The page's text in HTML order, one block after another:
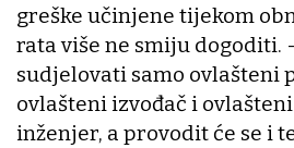
greške učinjene tijekom
rata više ne smiju dogoditi.
sudjelovati samo ovlašteni
ovlašteni izvođač i
inženjer, a provodit će se i